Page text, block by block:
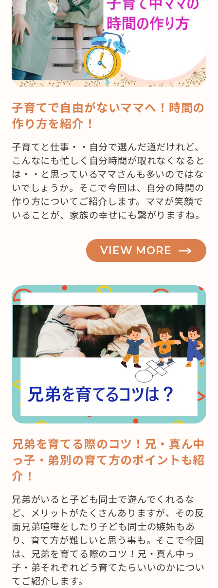
子育てで自由がないママへ！時間の
作り方を紹介！
子育てと仕事・・自分で選んだ道だけれど、
こんなにも忙しく自分時間が取れなくなると
は・・と思っているママさんも多いのではな
いでしょうか。そこで今回は、自分の時間の
作り方についてご紹介します。ママが笑顔で
いることが、家族の幸せにも繋がりますね。
VIEW MORE
兄弟を育てる際のコツ！兄・真ん中
っ子・弟別の育て方のポイントも紹
介！
兄弟がいると子ども同士で遊んでくれるな
ど、メリットがたくさんありますが、その反
面兄弟喧嘩をしたり子ども同士の嫉妬もあ
り、育て方が難しいと思う事も。そこで今回
は、兄弟を育てる際のコツ！兄・真ん中っ
子・弟それぞれどう育てたらいいのかについ
てご紹介します。